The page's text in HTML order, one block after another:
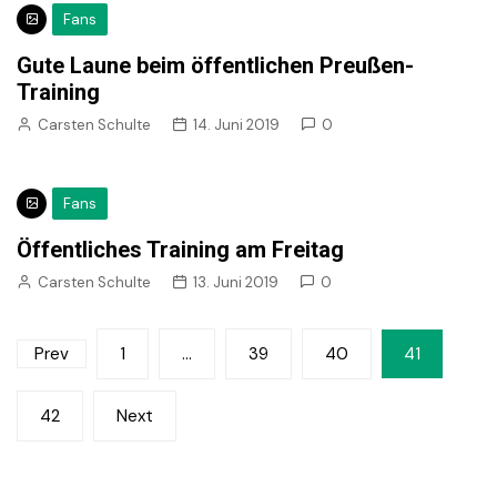
Fans
Gute Laune beim öffentlichen Preußen-
Training
Carsten Schulte 14. Juni 2019 0
Fans
Öffentliches Training am Freitag
Carsten Schulte 13. Juni 2019 0
Seitennummerierung
Beiträge
Prev 1 … 39 40 41
42 Next